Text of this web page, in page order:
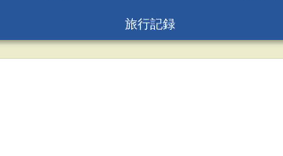
旅行記録